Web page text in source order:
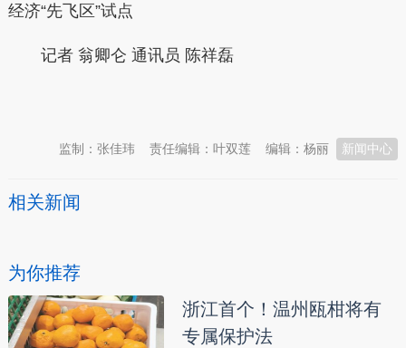
经济“先飞区”试点
记者 翁卿仑 通讯员 陈祥磊
新闻中心
编辑：杨丽
责任编辑：叶双莲
监制：张佳玮
相关新闻
为你推荐
浙江首个！温州瓯柑将有
专属保护法